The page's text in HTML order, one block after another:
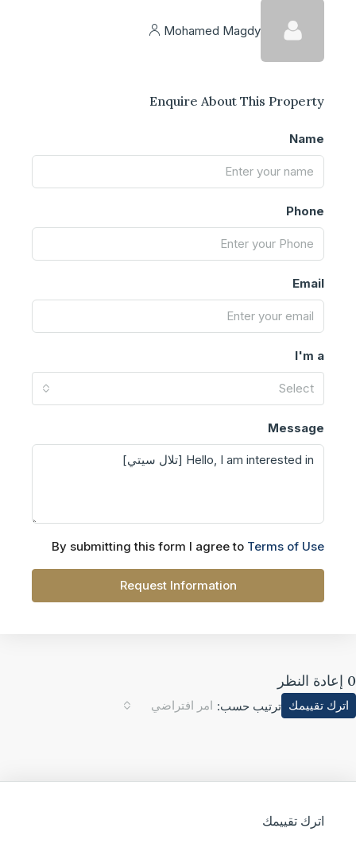
Mohamed Magdy
Enquire About This Property
Name
Phone
Email
I'm a
Select
Message
By submitting this form I agree toTerms of Use
Request Information
ترتيب حسب: امر افتراضي تقييمك
اترك تقييمك